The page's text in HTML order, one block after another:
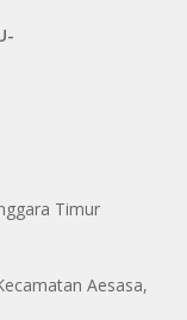
Timur
Aesasa,